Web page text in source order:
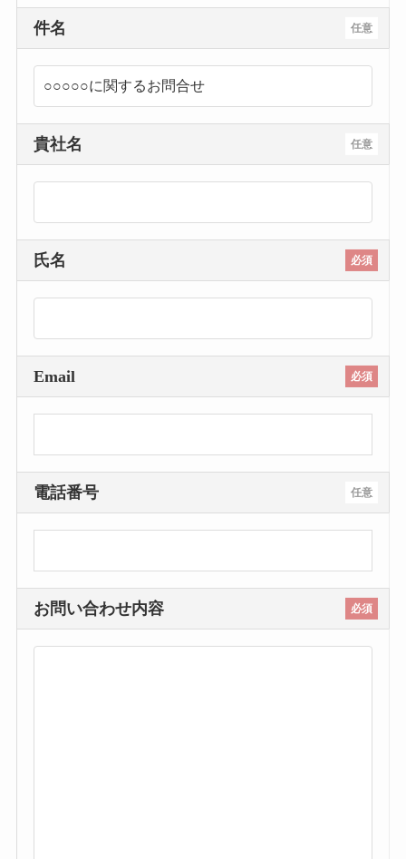
任意
件名
任意
貴社名
必須
氏名
必須
Email
任意
電話番号
必須
お問い合わせ内容